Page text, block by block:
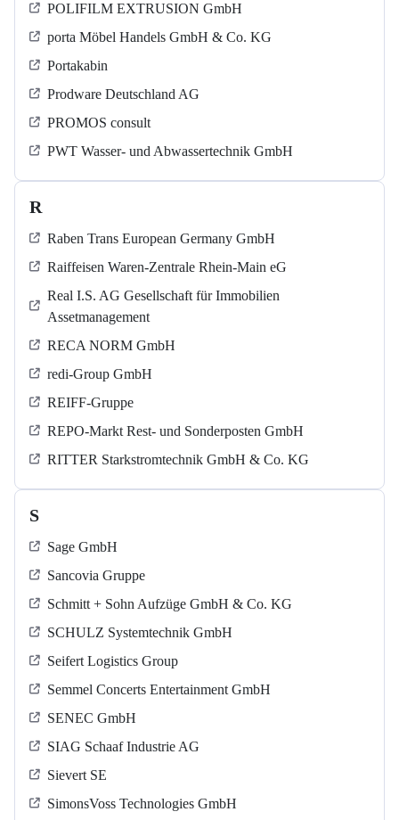
POLIFILM EXTRUSION GmbH
porta Möbel Handels GmbH & Co. KG
Portakabin
Prodware Deutschland AG
PROMOS consult
PWT Wasser- und Abwassertechnik GmbH
R
Raben Trans European Germany GmbH
Raiffeisen Waren-Zentrale Rhein-Main eG
Real I.S. AG Gesellschaft für Immobilien
Assetmanagement
RECA NORM GmbH
redi-Group GmbH
REIFF-Gruppe
REPO-Markt Rest- und Sonderposten GmbH
RITTER Starkstromtechnik GmbH & Co. KG
S
Sage GmbH
Sancovia Gruppe
Schmitt + Sohn Aufzüge GmbH & Co. KG
SCHULZ Systemtechnik GmbH
Seifert Logistics Group
Semmel Concerts Entertainment GmbH
SENEC GmbH
SIAG Schaaf Industrie AG
Sievert SE
SimonsVoss Technologies GmbH